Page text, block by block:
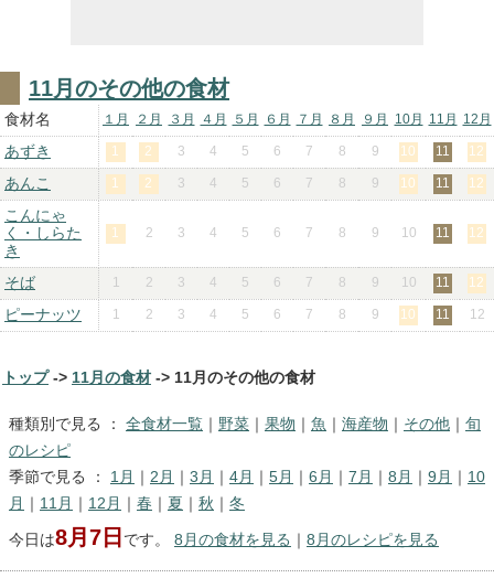
11月のその他の食材
食材名 １月 ２月 ３月 ４月 ５月 ６月 ７月 ８月 ９月 10月 11月 12月
あずき 1 2 3 4 5 6 7 8 9 10 11 12
あんこ 1 2 3 4 5 6 7 8 9 10 11 12
こんにゃ
く・しらた
き
1 2 3 4 5 6 7 8 9 10 11 12
そば 1 2 3 4 5 6 7 8 9 10 11 12
ピーナッツ 1 2 3 4 5 6 7 8 9 10 11 12
トップ-> 11月の食材 -> 11月のその他の食材
種類別で見る ： 全食材一覧 野菜 果物 魚 海産物 その他
旬
のレシピ
季節で見る ： 1月 2月 3月 4月 5月 6月 7月 8月 9月
10
月
11月 12月 春 夏 秋 冬
今日は8月7日 です。 8月の食材を見る 8月のレシピを見る